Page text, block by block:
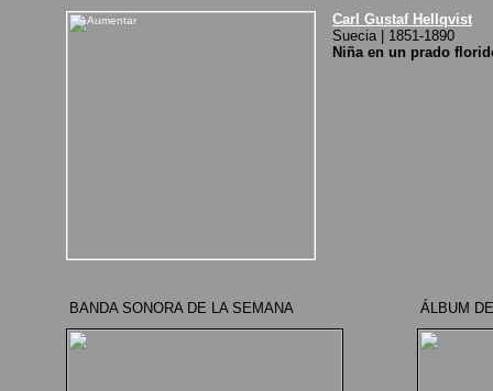
Carl Gustaf Hellqvist
Suecia | 1851-1890
Niña en un prado
BANDA SONORA DE LA SEMANA ÁLBUM